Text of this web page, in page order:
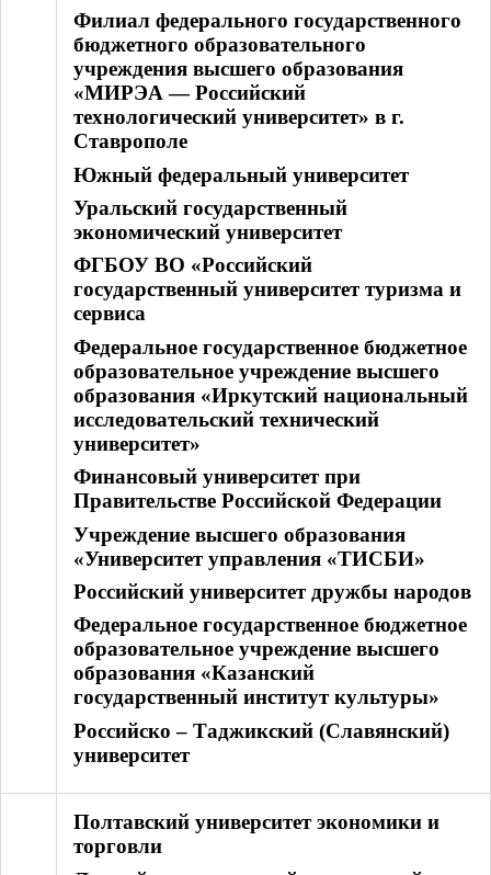
Филиал федерального государственного
бюджетного образовательного
учреждения высшего образования
«МИРЭА — Российский
технологический университет» в г.
Ставрополе
Южный федеральный университет
Уральский государственный
экономический университет
ФГБОУ ВО «Российский
государственный университет туризма и
сервиса
Федеральное государственное бюджетное
образовательное учреждение высшего
образования «Иркутский национальный
исследовательский технический
университет»
Финансовый университет при
Правительстве Российской Федерации
Учреждение высшего образования
«Университет управления «ТИСБИ»
Российский университет дружбы народов
Федеральное государственное бюджетное
образовательное учреждение высшего
образования «Казанский
государственный институт культуры»
Российско – Таджикский (Славянский)
университет
Полтавский университет экономики и
торговли